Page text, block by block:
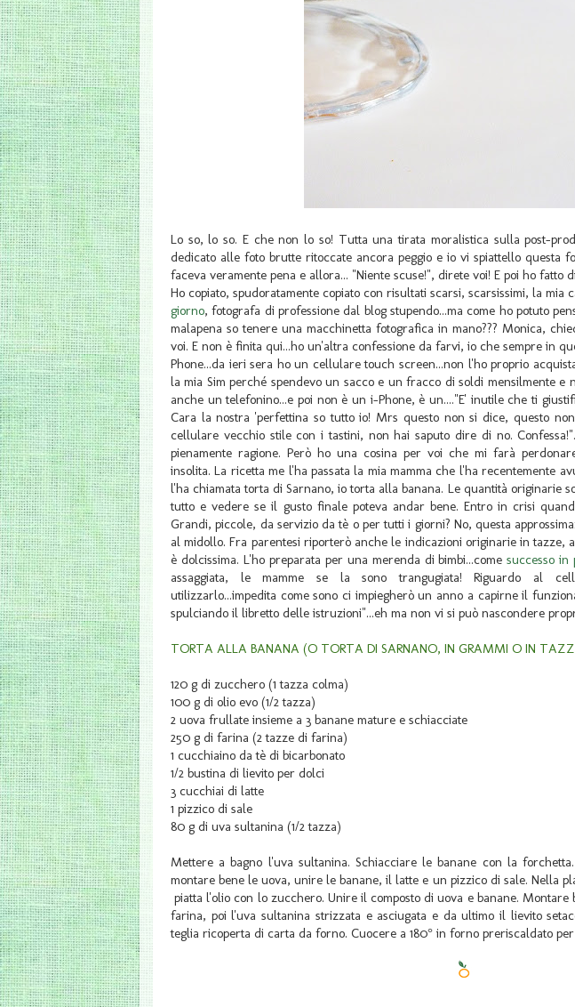
Lo so, lo so. E che non lo so! Tutta una tirata moralistica sulla post-
dedicato alle foto brutte ritoccate ancora peggio e io vi spiattello questa
faceva veramente pena e allora... "Niente scuse!", direte voi! E poi ho fatto
Ho copiato, spudoratamente copiato con risultati scarsi, scarsissimi, la mia
giorno, fotografa di professione dal blog stupendo...ma come ho potuto
malapena so tenere una macchinetta fotografica in mano??? Monica,
voi. E non è finita qui...ho un'altra confessione da farvi, io che sempre in
Phone...da ieri sera ho un cellulare touch screen...non l'ho proprio
la mia Sim perché spendevo un sacco e un fracco di soldi mensilmente
anche un telefonino...e poi non è un i-Phone, è un...."E' inutile che ti
Cara la nostra 'perfettina so tutto io! Mrs questo non si dice, questo
cellulare vecchio stile con i tastini, non hai saputo dire di no.
pienamente ragione. Però ho una cosina per voi che mi farà
insolita. La ricetta me l'ha passata la mia mamma che l'ha recentemente
l'ha chiamata torta di Sarnano, io torta alla banana. Le quantità originarie
tutto e vedere se il gusto finale poteva andar bene. Entro in crisi
Grandi, piccole, da servizio da tè o per tutti i giorni? No, questa
al midollo. Fra parentesi riporterò anche le indicazioni originarie in tazze,
è dolcissima. L'ho preparata per una merenda di bimbi...comesuccesso in
assaggiata, le mamme se la sono trangugiata! Riguardo al
utilizzarlo...impedita come sono ci impiegherò un anno a capirne il
spulciando il libretto delle istruzioni"...eh ma non vi si può nascondere
TORTA ALLA BANANA (O TORTA DI SARNANO, IN GRAMMI O IN
120 g di zucchero (1 tazza colma)
100 g di olio evo (1/2 tazza)
2 uova frullate insieme a 3 banane mature e schiacciate
250 g di farina (2 tazze di farina)
1 cucchiaino da tè di bicarbonato
1/2 bustina di lievito per dolci
3 cucchiai di latte
1 pizzico di sale
80 g di uva sultanina (1/2 tazza)
Mettere a bagno l'uva sultanina. Schiacciare le banane con la
montare bene le uova, unire le banane, il latte e un pizzico di sale. Nella
piatta l'olio con lo zucchero. Unire il composto di uova e banane. Montare
farina, poi l'uva sultanina strizzata e asciugata e da ultimo il lievito
teglia ricoperta di carta da forno. Cuocere a 180° in forno preriscaldato